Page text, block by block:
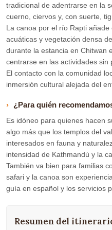
tradicional de adentrarse en la
cuerno, ciervos y, con suerte,
La canoa por el río Rapti
acuáticas y vegetación densa
durante la estancia en Chitwan
centrarse en las actividades sin
El contacto con la comunidad
inmersión cultural alejada del
¿Para quién
Es idóneo para quienes hacen
algo más que los templos del
interesados en fauna y
intensidad de Kathmandú y la
También va bien para familias
safari y la canoa son
guía en español y los servicios
Resumen del